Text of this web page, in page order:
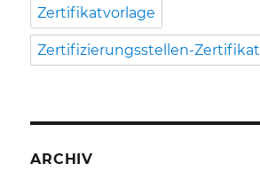
Zertifikatvorlage
Zertifizierungsstellen-Zertifikat
ARCHIV